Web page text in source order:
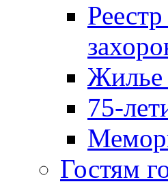
Жилье
75-
Гостям